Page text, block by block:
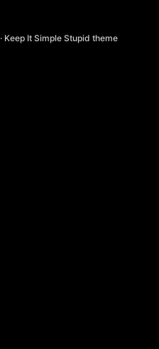
· Keep It Simple Stupid theme